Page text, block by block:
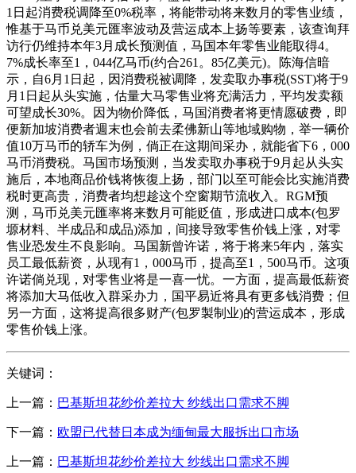
1日起消费税调降至0%税率，将能带动将来数月的零售业绩，
惟基于马币兑美元匯率波动及营运成本上扬等要素，该查询拜
访行仍维持本年3月成长预测值，马国本年零售业能取得4。
7%成长率至1，044亿马币(约合261。85亿美元)。陈海信暗
示，自6月1日起，因消费税被调降，发卖取办事税(SST)将于9
月1日起从头实施，估量大马零售业将充满活力，平均发卖额
可望成长30%。因为物价降低，马国消费者将更情愿破费，即
便新加坡消费者週末也会前去柔佛新山等地域购物，举一辆价
值10万马币的轿车为例，倘正在这期间采办，就能省下6，000
马币消费税。马国市场预测，当发卖取办事税于9月起从头实
施后，本地商品价钱将恢復上扬，部门以至可能会比实施消费
税时更高贵，消费者均想趁这个空窗期节流收入。RGM预
测，马币兑美元匯率将来数月可能贬值，形成进口成本(包罗
塬材料、半成品和成品)添加，间接导致零售价钱上涨，对零
售业恐发生不良影响。马国新曾许诺，将于将来5年内，落实
员工最低薪资，从现有1，000马币，提高至1，500马币。这项
许诺倘兑现，对零售业将是一喜一忧。一方面，提高最低薪资
将添加大马低收入群采办力，国平易近将具有更多钱消费；但
另一方面，这将提高很多财产(包罗製制业)的营运成本，形成
零售价钱上涨。
关键词：
上一篇： 巴基斯坦花纱价差拉大 纱线出口需求不脚
下一篇： 欧盟已代替日本成为缅甸最大服拆出口市场
上一篇： 巴基斯坦花纱价差拉大 纱线出口需求不脚